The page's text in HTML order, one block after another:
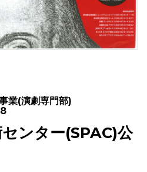
業(演劇専門部)
ンター(SPAC)公